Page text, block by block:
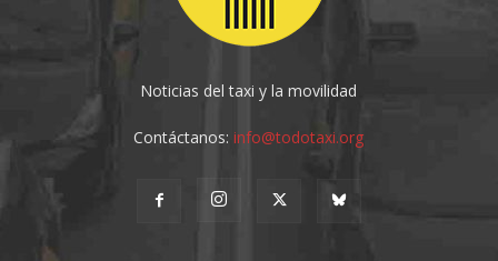
Noticias del taxi y la movilidad
Contáctanos:info@todotaxi.org